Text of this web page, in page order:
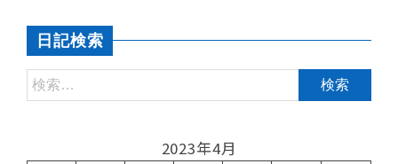
日記検索
2023年4月